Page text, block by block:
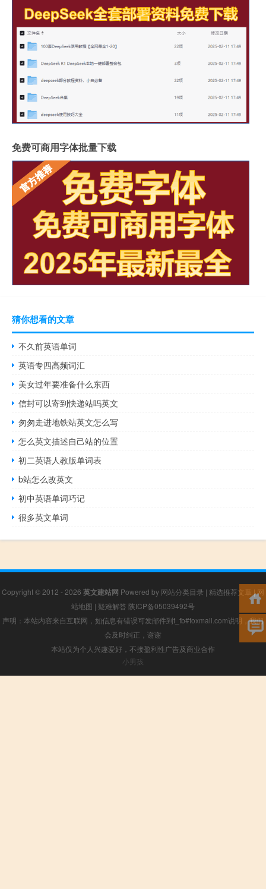
免费可商用字体批量下载
猜你想看的文章
不久前英语单词
英语专四高频词汇
美女过年要准备什么东西
信封可以寄到快递站吗英文
匆匆走进地铁站英文怎么写
怎么英文描述自己站的位置
初二英语人教版单词表
b站怎么改英文
初中英语单词巧记
很多英文单词
Copyright © 2012 - 2026 英文建站网 Powered by 网站分类目录 | 精选推荐文章 |网
站地图 | 疑难解答 陕ICP备05039492号
声明：本站内容来自互联网，如信息有错误可发邮件到f_fb#foxmail.com说明，我们
会及时纠正，谢谢
本站仅为个人兴趣爱好，不接盈利性广告及商业合作
小男孩